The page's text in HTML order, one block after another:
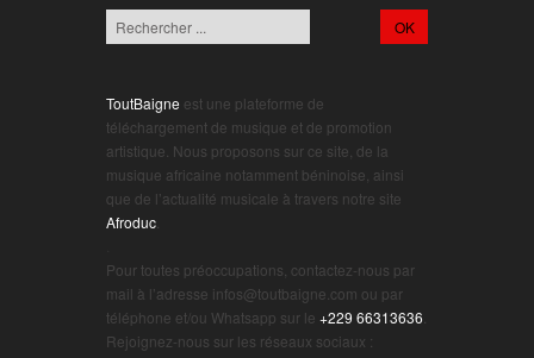
ToutBaigne est une plateforme de
téléchargement de musique et de promotion
artistique. Nous proposons sur ce site, de la
musique africaine notamment béninoise, ainsi
que de l’actualité musicale à travers notre site
Afroduc
Pour toutes préoccupations, contactez-nous par
mail à l’adresse infos@toutbaigne.com ou par
téléphone et/ou Whatsapp sur le +229 66313636
Rejoignez-nous sur les réseaux sociaux :